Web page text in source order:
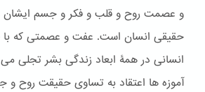
و عصمت روح و قلب و فکر و جسم ایشان و
حقیقی انسان است. عفت و عصمتی که با
انسانی در همۀ ابعاد زندگی بشر تجلی می
آموزه ها اعتقاد به تساوی حقیقت روح و